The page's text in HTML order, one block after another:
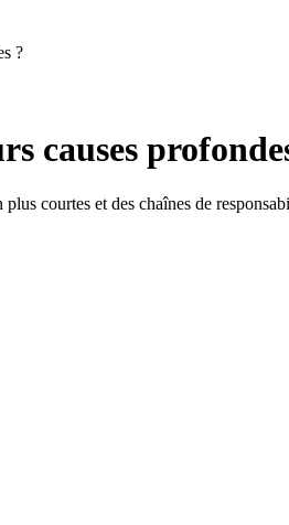
?
causes
courtes et des chaînes de